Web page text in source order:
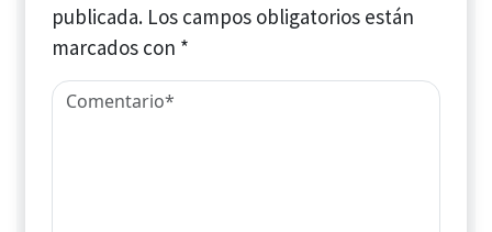
publicada. Los campos obligatorios están
marcados con *